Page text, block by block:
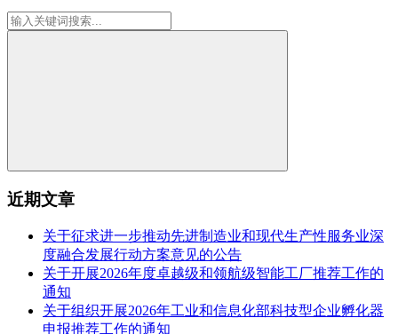
近期文章
关于征求进一步推动先进制造业和现代生产性服务业深
度融合发展行动方案意见的公告
关于开展2026年度卓越级和领航级智能工厂推荐工作的
通知
关于组织开展2026年工业和信息化部科技型企业孵化器
申报推荐工作的通知